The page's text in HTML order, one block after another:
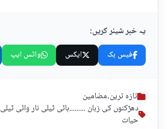
یہ خبر شیئر کریں:
فیس بک ایکس واٹس ایپ
تازہ ترین,مضامین
دھڑکنوں کی زبان .........ہائی ٹیلی نار وائی
حیات